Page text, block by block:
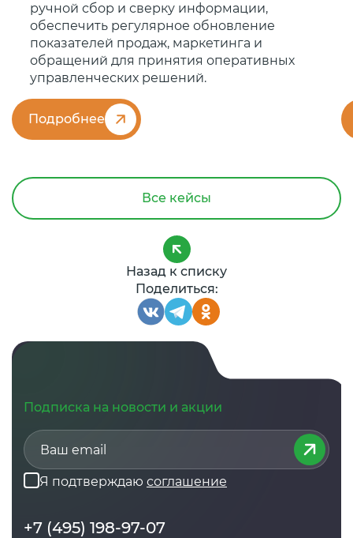
ручной сбор и сверку информации,
обеспечить регулярное обновление
показателей продаж, маркетинга и
обращений для принятия оперативных
управленческих решений.
Подробнее
Все кейсы
Назад к списку
Поделиться:
Подписка на новости и акции
Я подтверждаю соглашение
+7 (495) 198-97-07